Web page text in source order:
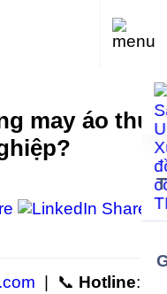
may áo thun
| 📞 Hotline: